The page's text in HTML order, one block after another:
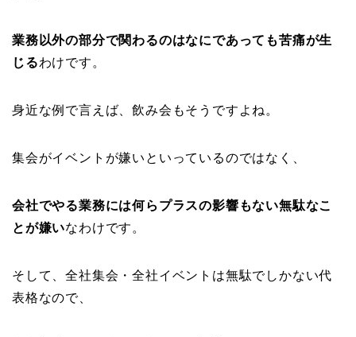
業務以外の部分で関わるのはなにであっても苦痛が生
じるわけです。
身近な例で言えば、飲み会もそうですよね。
集会がイベントが嫌いといっているのではなく、
会社でやる業務には何らプラスの影響もない無駄なこ
とが嫌いなわけです。
そして、全社集会・全社イベントは無駄でしかない代
表格なので、